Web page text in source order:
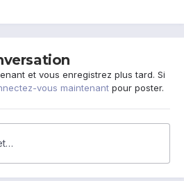
et vous enregistrez plus tard. Si
vous maintenant pour poster.